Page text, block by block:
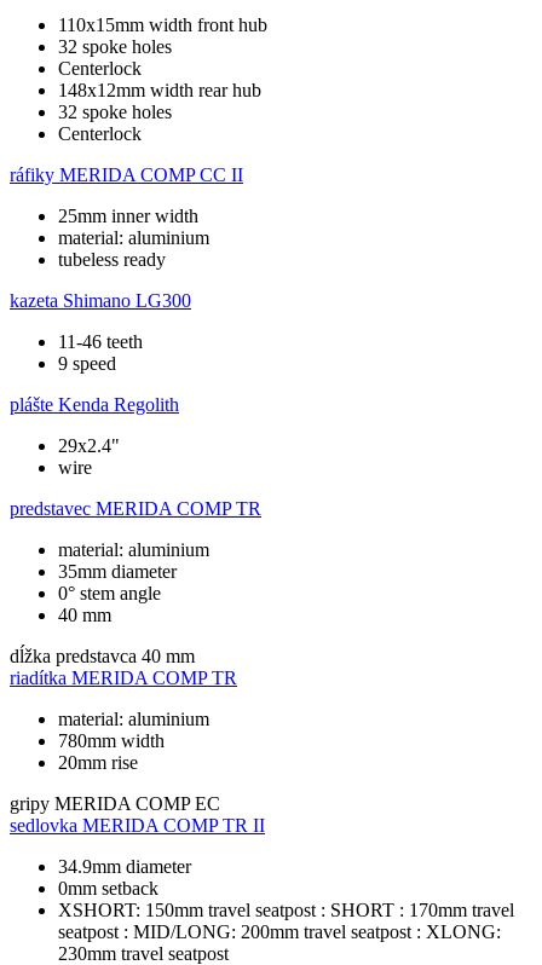
110x15mm width front hub
32 spoke holes
Centerlock
148x12mm width rear hub
32 spoke holes
Centerlock
ráfiky MERIDA COMP CC II
25mm inner width
material: aluminium
tubeless ready
kazeta Shimano LG300
11-46 teeth
9 speed
plášte Kenda Regolith
29x2.4"
wire
predstavec MERIDA COMP TR
material: aluminium
35mm diameter
0° stem angle
40 mm
dĺžka predstavca 40 mm
riadítka MERIDA COMP TR
material: aluminium
780mm width
20mm rise
gripy MERIDA COMP EC
sedlovka MERIDA COMP TR II
34.9mm diameter
0mm setback
XSHORT: 150mm travel seatpost : SHORT : 170mm travel
seatpost : MID/LONG: 200mm travel seatpost : XLONG:
230mm travel seatpost